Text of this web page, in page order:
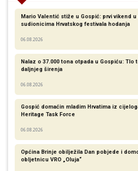
Mario Valentić stiže u Gospić: prvi vikend
sudionicima Hrvatskog festivala hodanja
06.08.2026
Nalaz o 37.000 tona otpada u Gospiću:
daljnjeg širenja
06.08.2026
Gospić domaćin mladim Hrvatima iz
Heritage Task Force
06.08.2026
Općina Brinje obilježila Dan pobjede i
obljetnicu VRO „Oluja“